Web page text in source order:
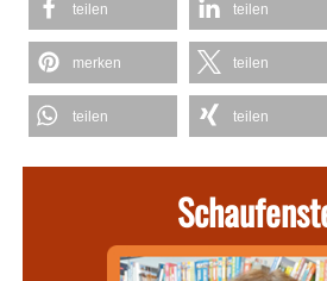
teilen teilen
merken teilen
teilen teilen